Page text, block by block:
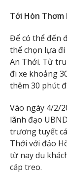
Tới Hòn Thơm
Để có thể đến
thể chọn lựa
An Thới. Từ
đi xe khoảng
thêm 30 phút
Vào ngày 4/2/
lãnh đạo
trương tuyết
Thới với đảo
từ nay du
cáp treo.